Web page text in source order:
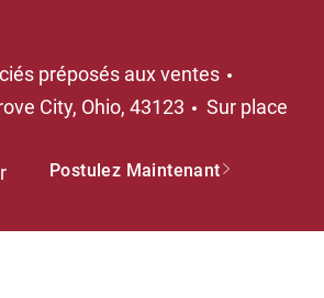
préposés aux ventes
City, Ohio, 43123 Sur place
Postulez Maintenant